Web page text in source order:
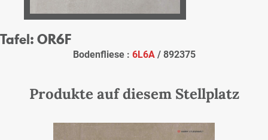
Tafel: OR6F
Bodenfliese : 6L6A/ 892375
Produkte auf diesem Stellplatz